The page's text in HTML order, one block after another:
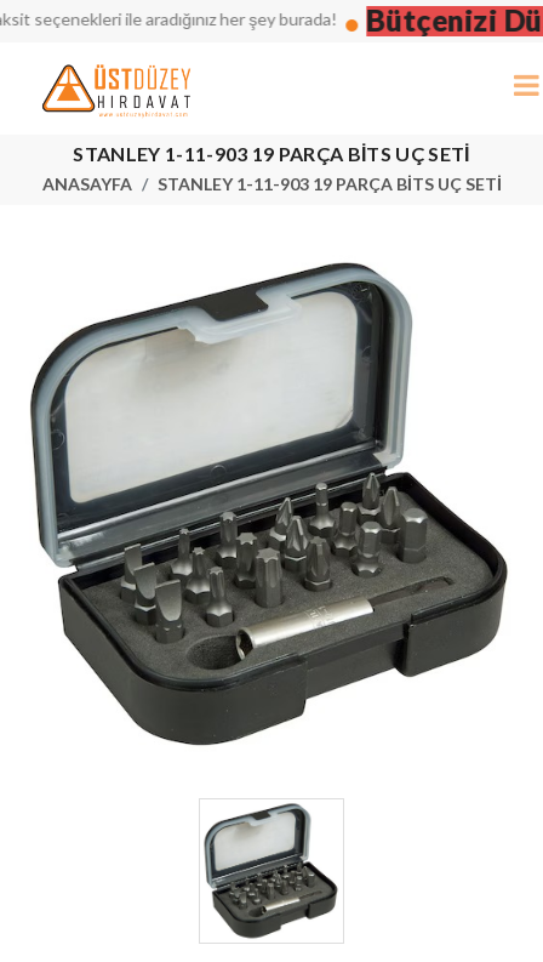
ile aradığınız her şey burada! Bütçenizi
STANLEY 1-11-903 19 PARÇA BİTS UÇ SETİ
ANASAYFA STANLEY 1-11-903 19 PARÇA BİTS UÇ SETİ